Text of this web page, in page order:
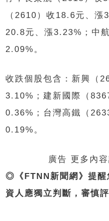
（2610）收18.6元、
20.8元、漲3.23%；中
2.09%。
收跌個股包含：新興（
3.10%；建新國際（
0.36%；台灣高鐵（
0.19%。
廣告 更多內
◎《FTNN新聞網》提醒
資人應獨立判斷，審慎